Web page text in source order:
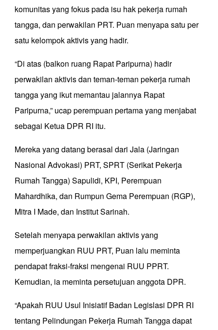
komunitas yang fokus pada isu hak pekerja rumah
tangga, dan perwakilan PRT. Puan menyapa satu per
satu kelompok aktivis yang hadir.
“Di atas (balkon ruang Rapat Paripurna) hadir
perwakilan aktivis dan teman-teman pekerja rumah
tangga yang ikut memantau jalannya Rapat
Paripurna,” ucap perempuan pertama yang menjabat
sebagai Ketua DPR RI itu.
Mereka yang datang berasal dari Jala (Jaringan
Nasional Advokasi) PRT, SPRT (Serikat Pekerja
Rumah Tangga) Sapulidi, KPI, Perempuan
Mahardhika, dan Rumpun Gema Perempuan (RGP),
Mitra I Made, dan Institut Sarinah.
Setelah menyapa perwakilan aktivis yang
memperjuangkan RUU PRT, Puan lalu meminta
pendapat fraksi-fraksi mengenai RUU PPRT.
Kemudian, ia meminta persetujuan anggota DPR.
“Apakah RUU Usul Inisiatif Badan Legislasi DPR RI
tentang Pelindungan Pekerja Rumah Tangga dapat